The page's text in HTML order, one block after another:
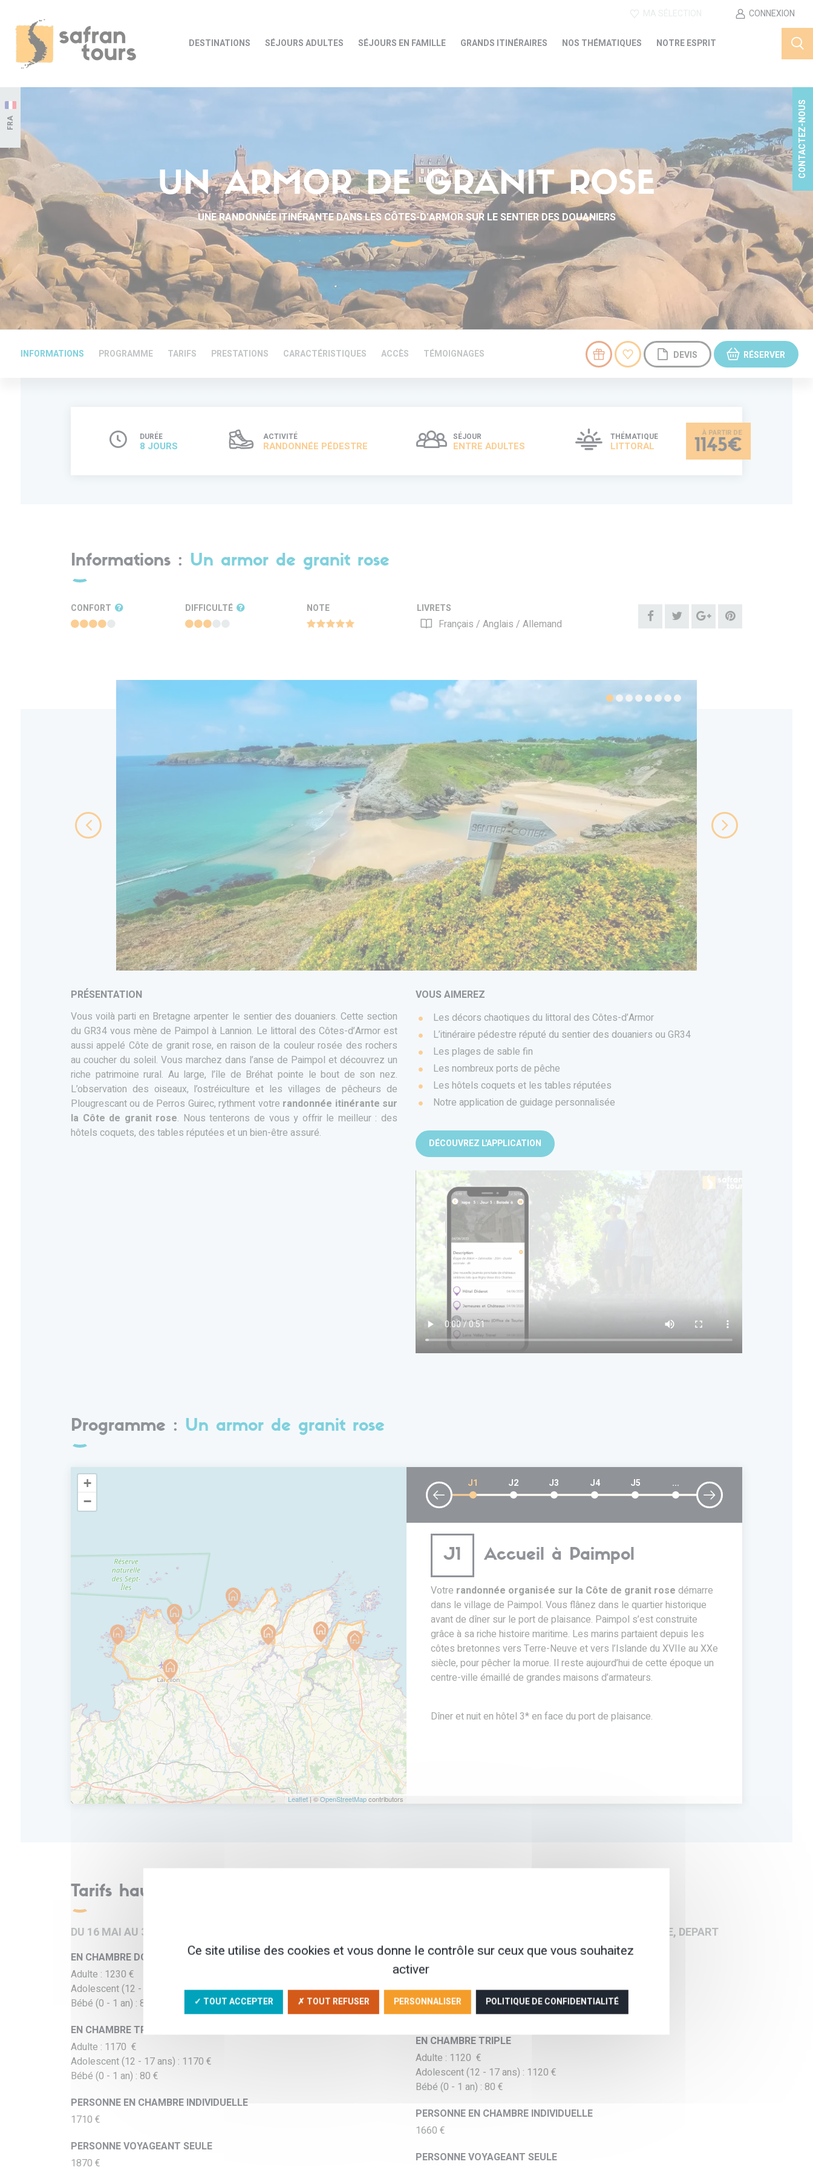
CONNEXION
DESTINATIONS SÉJOURS ADULTES SÉJOURS EN FAMILLE GRANDS ITINÉRAIRES NOS THÉMATIQUES NOTRE ESPRIT
FRA CONTACTEZ-NOUS
UN ARMOR DE GRANIT ROSE
UNE RANDONNÉE ITINÉRANTE DANS LES CÔTES-D’ARMOR SUR LE SENTIER DES DOUANIERS
DEVIS RÉSERVER
INFORMATIONS PROGRAMME TARIFS PRESTATIONS CARACTÉRISTIQUES ACCÈS TÉMOIGNAGES
DURÉE
8 JOURS
ACTIVITÉ
RANDONNÉE PÉDESTRE
SÉJOUR
ENTRE ADULTES
THÉMATIQUE
LITTORAL 1145€
Informations : Un armor de granit rose
CONFORT DIFFICULTÉ NOTE LIVRETS
Français / Anglais / Allemand
PRÉSENTATION
Vous voilà parti en Bretagne arpenter le sentier des douaniers. Cette section
du GR34 vous mène de Paimpol à Lannion. Le littoral des Côtes-d’Armor est
aussi appelé Côte de granit rose, en raison de la couleur rosée des rochers
au coucher du soleil. Vous marchez dans l’anse de Paimpol et découvrez un
riche patrimoine rural. Au large, l’île de Bréhat pointe le bout de son nez.
L’observation des oiseaux, l’ostréiculture et les villages de pêcheurs de
Plougrescant ou de Perros Guirec, rythment votre randonnée itinérante sur
la Côte de granit rose. Nous tenterons de vous y offrir le meilleur : des
hôtels coquets, des tables réputées et un bien-être assuré.
VOUS AIMEREZ
Les décors chaotiques du littoral des Côtes-d’Armor
L’itinéraire pédestre réputé du sentier des douaniers ou GR34
Les plages de sable fin
Les nombreux ports de pêche
Les hôtels coquets et les tables réputées
Notre application de guidage personnalisée
DÉCOUVREZ L'APPLICATION
Programme : Un armor de granit rose
+
−
Leaflet| ©OpenStreetMapcontributors
J1 J2 J3 J4 J5 ...
J8 Départ
Cette courte matinée clôture vosvacances le long de la Côte de
Granit Rose
En option un transfert est organisé pour vous acheminer à Paimpol,
après le petit-déjeuner. Vous retrouverez votre voiture ou
embarquerez dans votre train.
Le chemin du retour sera l’occasion de repenser à votre randonnée
dans les Côtes-d’Armor. Vous avez des images plein la tête : le
littoral déchiqueté, les ports de pêche bretons, la mer agitée. Vous
sentez encore cet air marin ?
J1 Accueil à Paimpol
Votre randonnée organisée sur la Côte de granit rose démarre
dans le village de Paimpol. Vous flânez dans le quartier historique
avant de dîner sur le port de plaisance. Paimpol s’est construite
grâce à sa riche histoire maritime. Les marins partaient depuis les
côtes bretonnes vers Terre-Neuve et vers l’Islande du XVIIe au XXe
siècle, pour pêcher la morue. Il reste aujourd’hui de cette époque un
centre-ville émaillé de grandes maisons d’armateurs.
Dîner et nuit en hôtel 3* en face du port de plaisance.
Tarifs haute saison
DU 16 MAI AU 30 SEPTEMBRE, DEPART TOUS LES JOURS
EN CHAMBRE DOUBLE
Adulte : 1230 €
Adolescent (12 - 17 ans) : 1230 €
Bébé (0 - 1 an) : 80 €
EN CHAMBRE TRIPLE
Adulte : 1170 €
Adolescent (12 - 17 ans) : 1170 €
Bébé (0 - 1 an) : 80 €
PERSONNE EN CHAMBRE INDIVIDUELLE
1710 €
PERSONNE VOYAGEANT SEULE
1870 €
DU 1ER AVRIL AU 15 MAI ET DU 1ER AU 31 OCTOBRE, DEPART
TOUS LES JOURS
EN CHAMBRE DOUBLE
Adolescent (12 - 17 ans) : 1180 €
Bébé (0 - 1 an) : 80 €
EN CHAMBRE TRIPLE
Adulte : 1120 €
Adolescent (12 - 17 ans) : 1120 €
Bébé (0 - 1 an) : 80 €
PERSONNE EN CHAMBRE INDIVIDUELLE
1660 €
PERSONNE VOYAGEANT SEULE
Ce site utilise des cookies et vous donne le contrôle sur ceux que vous souhaitez
activer
✓ TOUT ACCEPTER ✗ TOUT REFUSER PERSONNALISER POLITIQUE DE CONFIDENTIALITÉ